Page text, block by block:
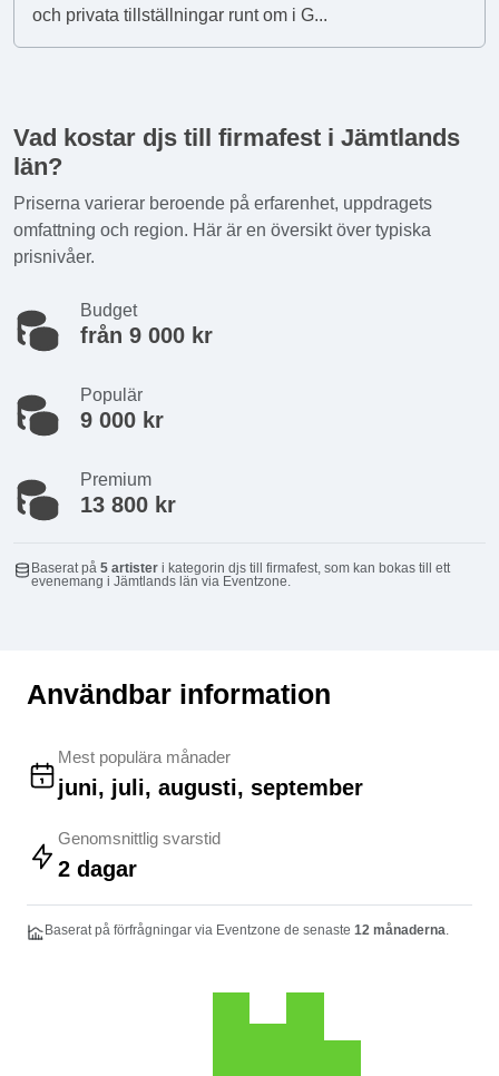
och privata tillställningar runt om i G...
Vad kostar djs till firmafest i Jämtlands
län?
Priserna varierar beroende på erfarenhet, uppdragets
omfattning och region. Här är en översikt över typiska
prisnivåer.
Budget
från 9 000 kr
Populär
9 000 kr
Premium
13 800 kr
Baserat på 5 artister i kategorin djs till firmafest, som kan bokas till ett
evenemang i Jämtlands län via Eventzone.
Användbar information
Mest populära månader
juni, juli, augusti, september
Genomsnittlig svarstid
2 dagar
Baserat på förfrågningar via Eventzone de senaste 12 månaderna.